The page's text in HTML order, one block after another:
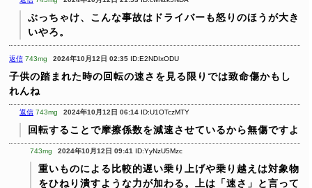
ぶっちゃけ、こんな事故はドライバーも怒りのほうが大き
いやろ。
返信 743mg 2024年10月12日 02:35 ID:E2NDIxODU
子供の踏まれた時の回転の速さを見る限りでは致命傷かもし
れんね
返信 743mg 2024年10月12日 06:14 ID:U1OTczMTY
回転することで摩擦係数を減速させているから無傷ですよ
743mg 2024年10月12日 09:41 ID:YyNzU5Mzc
重いものによる比較的遅い乗り上げや乗り越えは対象物
をひねり潰すような力が加わる。上は「速さ」と言って